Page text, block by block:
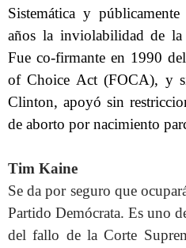
Sistemática y
años la inviolabilidad de
Fue co-firmante en 1990
of Choice Act (FOCA), y
Clinton, apoyó sin
de aborto por nacimiento
Tim Kaine
Se da por seguro que
Partido Demócrata. Es uno
del fallo de la Corte